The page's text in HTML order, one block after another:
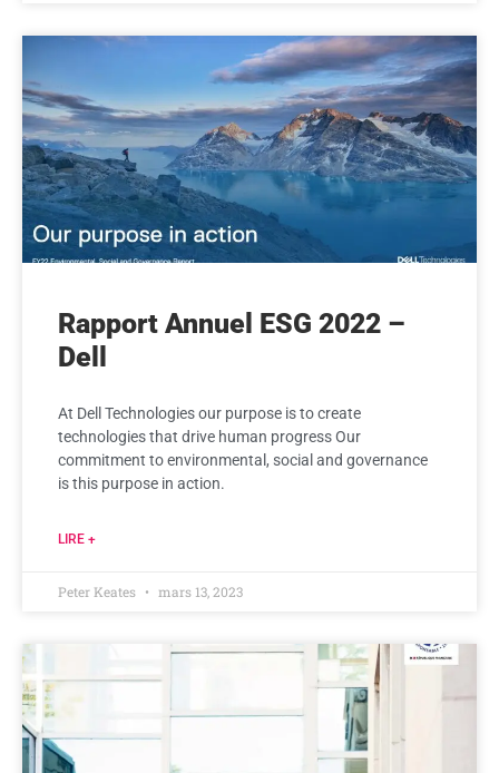
Rapport Annuel ESG 2022 –
Dell
At Dell Technologies our purpose is to create
technologies that drive human progress Our
commitment to environmental, social and governance
is this purpose in action.
LIRE +
Peter Keates mars 13, 2023